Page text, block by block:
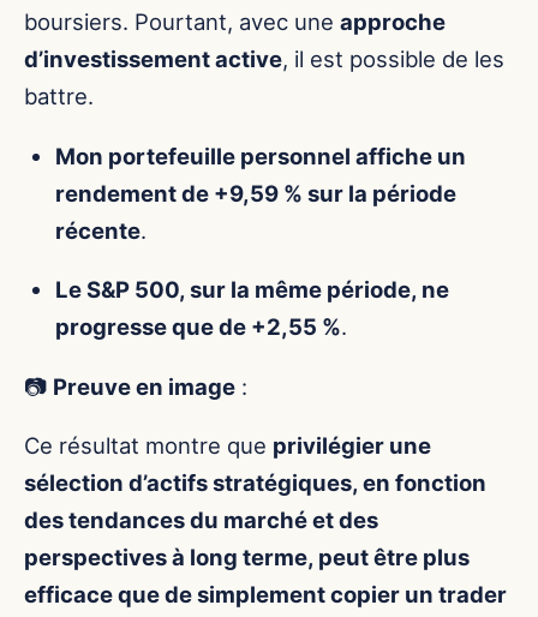
boursiers. Pourtant, avec une approche
d’investissement active, il est possible de les
battre.
Mon portefeuille personnel affiche un
rendement de +9,59 % sur la période
récente.
Le S&P 500, sur la même période, ne
progresse que de +2,55 %.
📷 Preuve en image :
Ce résultat montre que privilégier une
sélection d’actifs stratégiques, en fonction
des tendances du marché et des
perspectives à long terme, peut être plus
efficace que de simplement copier un trader